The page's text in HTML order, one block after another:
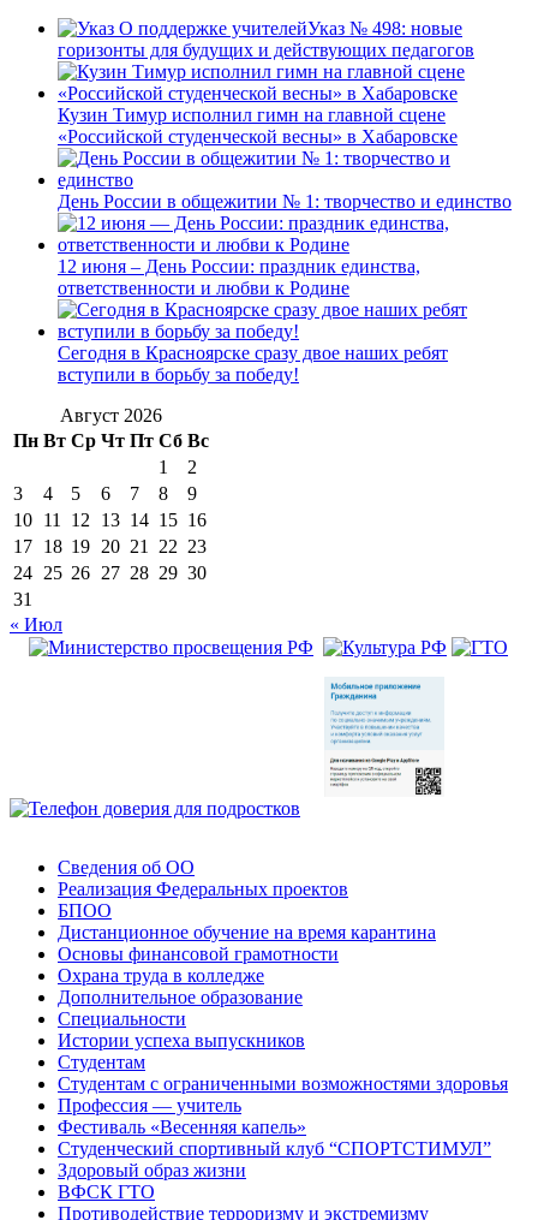
Указ № 498: новые
горизонты для будущих и действующих педагогов
Кузин Тимур исполнил гимн на главной сцене
«Российской студенческой весны» в Хабаровске
День России в общежитии № 1: творчество и единство
12 июня – День России: праздник единства,
ответственности и любви к Родине
Сегодня в Красноярске сразу двое наших ребят
вступили в борьбу за победу!
Август 2026
Пн Вт Ср Чт Пт Сб Вс
1
2
3
4 5 6 7 8
9
10 11 12 13 14 15 16
17 18 19 20 21 22 23
24 25 26 27 28 29 30
31
« Июл
Сведения об ОО
Реализация Федеральных проектов
БПОО
Дистанционное обучение на время карантина
Основы финансовой грамотности
Охрана труда в колледже
Дополнительное образование
Специальности
Истории успеха выпускников
Студентам
Студентам с ограниченными возможностями здоровья
Профессия — учитель
Фестиваль «Весенняя капель»
Студенческий спортивный клуб “СПОРТСТИМУЛ”
Здоровый образ жизни
ВФСК ГТО
Противодействие терроризму и экстремизму